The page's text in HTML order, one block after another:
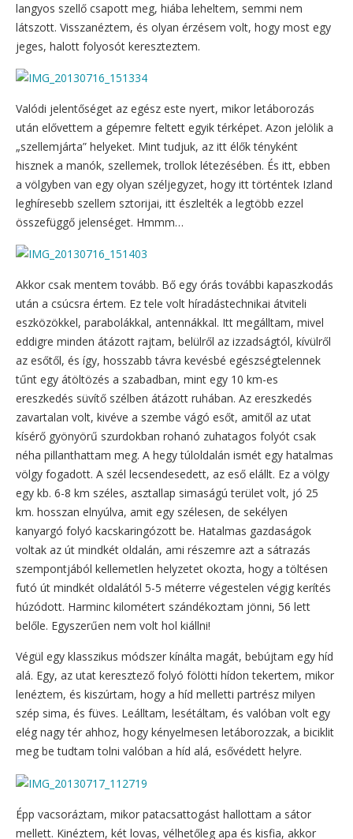
langyos szellő csapott meg, hiába leheltem, semmi nem
látszott. Visszanéztem, és olyan érzésem volt, hogy most egy
jeges, halott folyosót kereszteztem.
Valódi jelentőséget az egész este nyert, mikor letáborozás
után elővettem a gépemre feltett egyik térképet. Azon jelölik a
„szellemjárta” helyeket. Mint tudjuk, az itt élők tényként
hisznek a manók, szellemek, trollok létezésében. És itt, ebben
a völgyben van egy olyan széljegyzet, hogy itt történtek Izland
leghíresebb szellem sztorijai, itt észlelték a legtöbb ezzel
összefüggő jelenséget. Hmmm…
Akkor csak mentem tovább. Bő egy órás további kapaszkodás
után a csúcsra értem. Ez tele volt híradástechnikai átviteli
eszközökkel, parabolákkal, antennákkal. Itt megálltam, mivel
eddigre minden átázott rajtam, belülről az izzadságtól, kívülről
az esőtől, és így, hosszabb távra kevésbé egészségtelennek
tűnt egy átöltözés a szabadban, mint egy 10 km-es
ereszkedés süvítő szélben átázott ruhában. Az ereszkedés
zavartalan volt, kivéve a szembe vágó esőt, amitől az utat
kísérő gyönyörű szurdokban rohanó zuhatagos folyót csak
néha pillanthattam meg. A hegy túloldalán ismét egy hatalmas
völgy fogadott. A szél lecsendesedett, az eső elállt. Ez a völgy
egy kb. 6-8 km széles, asztallap simaságú terület volt, jó 25
km. hosszan elnyúlva, amit egy szélesen, de sekélyen
kanyargó folyó kacskaringózott be. Hatalmas gazdaságok
voltak az út mindkét oldalán, ami részemre azt a sátrazás
szempontjából kellemetlen helyzetet okozta, hogy a töltésen
futó út mindkét oldalától 5-5 méterre végestelen végig kerítés
húzódott. Harminc kilométert szándékoztam jönni, 56 lett
belőle. Egyszerűen nem volt hol kiállni!
Végül egy klasszikus módszer kínálta magát, bebújtam egy híd
alá. Egy, az utat keresztező folyó fölötti hídon tekertem, mikor
lenéztem, és kiszúrtam, hogy a híd melletti partrész milyen
szép sima, és füves. Leálltam, lesétáltam, és valóban volt egy
elég nagy tér ahhoz, hogy kényelmesen letáborozzak, a biciklit
meg be tudtam tolni valóban a híd alá, esővédett helyre.
Épp vacsoráztam, mikor patacsattogást hallottam a sátor
mellett. Kinéztem, két lovas, vélhetőleg apa és kisfia, akkor